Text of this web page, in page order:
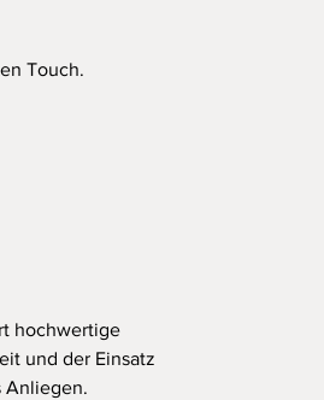
Touch.
hochwertige
und der Einsatz
Anliegen.